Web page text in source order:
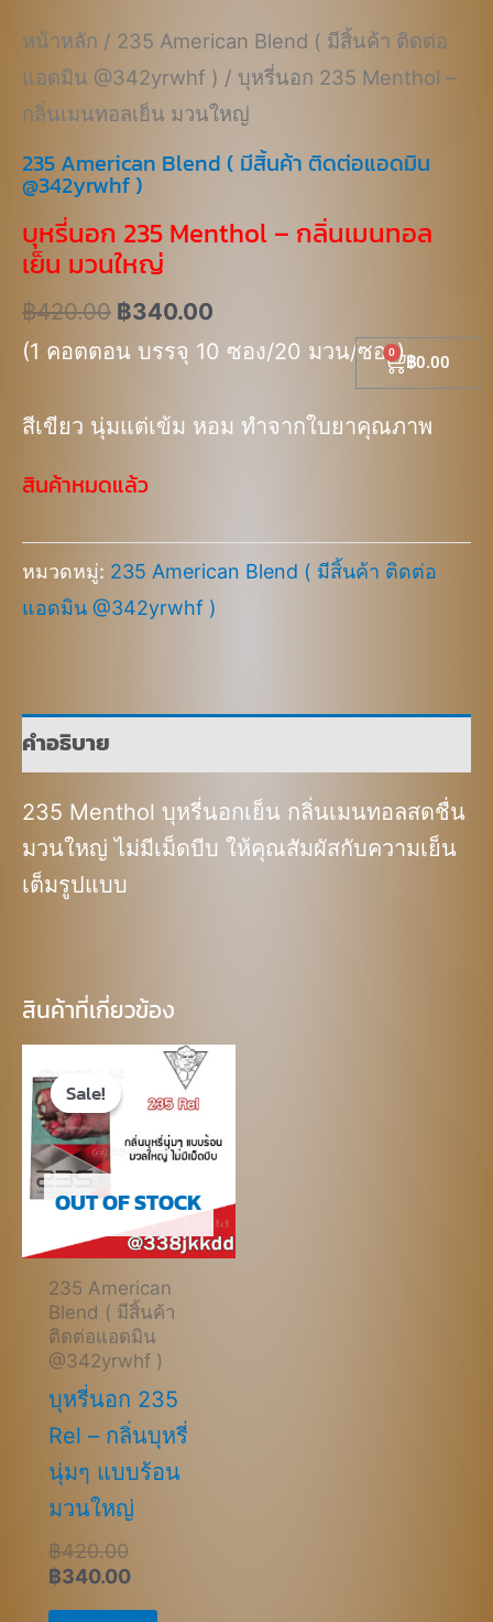
หน้าหลัก / 235 American Blend ( มีสิ้นค้า ติดต่อ
แอดมิน @342yrwhf ) / บุหรี่นอก 235 Menthol –
กลิ่นเมนทอลเย็น มวนใหญ่
235 American Blend ( มีสิ้นค้า ติดต่อแอดมิน
@342yrwhf )
บุหรี่นอก 235 Menthol – กลิ่นเมนทอล
เย็น มวนใหญ่
฿420.00 ฿340.00
(1 คอตตอน บรรจุ 10 ซอง/20 มวน/ซอง)
สีเขียว นุ่มแต่เข้ม หอม ทำจากใบยาคุณภาพ
สินค้าหมดแล้ว
หมวดหมู่: 235 American Blend ( มีสิ้นค้า ติดต่อ
แอดมิน @342yrwhf )
คำอธิบาย
235 Menthol บุหรี่นอกเย็น กลิ่นเมนทอลสดชื่น
มวนใหญ่ ไม่มีเม็ดบีบ ให้คุณสัมผัสกับความเย็น
เต็มรูปแบบ
สินค้าที่เกี่ยวข้อง
Sale!
OUT OF STOCK
Sale!
235 American
Blend ( มีสิ้นค้า
ติดต่อแอดมิน
@342yrwhf )
บุหรี่นอก 235
Rel – กลิ่นบุหรี่
นุ่มๆ แบบร้อน
มวนใหญ่
฿420.00
Original
price
was:
฿420.00.
฿340.00
Current
price
is:
฿340.00.
฿0.00
Cart